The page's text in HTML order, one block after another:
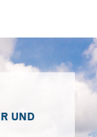
UND